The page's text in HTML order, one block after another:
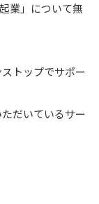
業」について無
トップでサポー
だいているサー